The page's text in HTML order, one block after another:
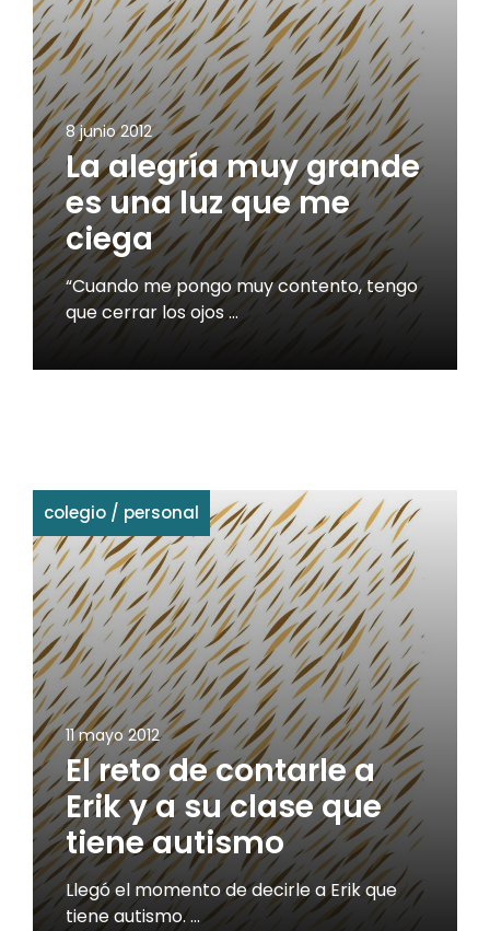
8 junio 2012
La alegría muy grande
es una luz que me
ciega
“Cuando me pongo muy contento, tengo
que cerrar los ojos …
colegio / personal
11 mayo 2012
El reto de contarle a
Erik y a su clase que
tiene autismo
Llegó el momento de decirle a Erik que
tiene autismo. …